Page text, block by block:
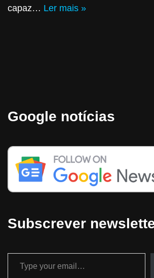
capaz… Ler mais »
Google notícias
Subscrever